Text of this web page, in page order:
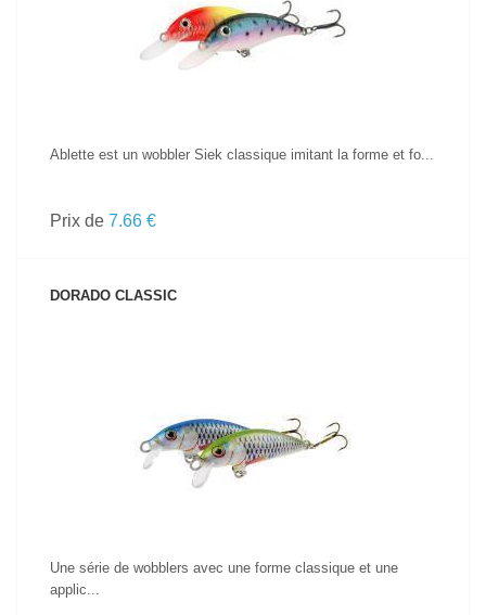
Ablette est un wobbler Siek classique imitant la forme et fo...
Prix de 7.66 €
DORADO CLASSIC
Une série de wobblers avec une forme classique et une
applic...